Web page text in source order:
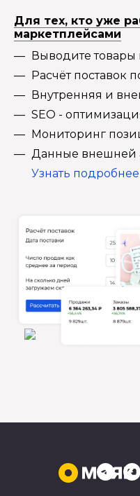
Для тех, кто уже
маркетплейсами
Выводите товары
Расчёт поставок
Внутренняя и
SEO -
Мониторинг
Данные внешней
Узнать подробнее